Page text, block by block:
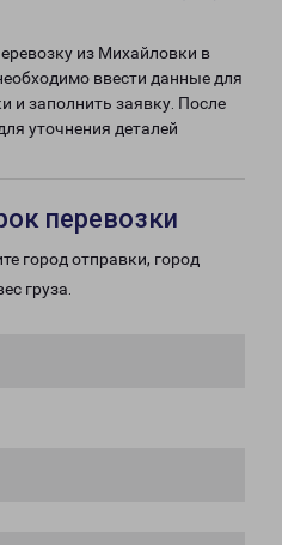
из Михайловки в
ввести данные для
и заполнить заявку. После
уточнения деталей
перевозки
город отправки, город
груза.